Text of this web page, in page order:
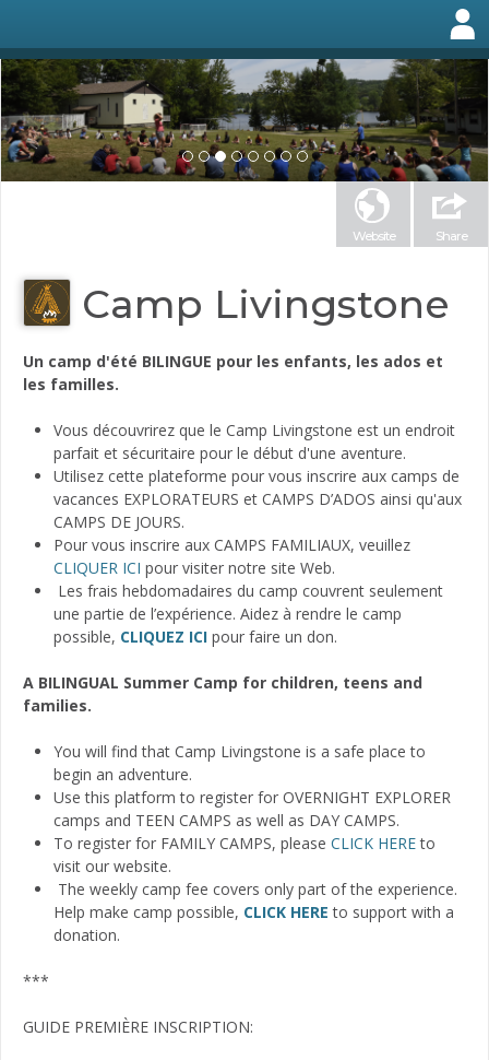
Website Share
Camp Livingstone
Un camp d'été BILINGUE pour les enfants, les ados et
les familles.
Vous découvrirez que le Camp Livingstone est un endroit
parfait et sécuritaire pour le début d'une aventure.
Utilisez cette plateforme pour vous inscrire aux camps de
vacances EXPLORATEURS et CAMPS D’ADOS ainsi qu'aux
CAMPS DE JOURS.
Pour vous inscrire aux CAMPS FAMILIAUX, veuillez
CLIQUER ICI pour visiter notre site Web.
Les frais hebdomadaires du camp couvrent seulement
une partie de l’expérience. Aidez à rendre le camp
possible, CLIQUEZ ICI pour faire un don.
A BILINGUAL Summer Camp for children, teens and
families.
You will find that Camp Livingstone is a safe place to
begin an adventure.
Use this platform to register for OVERNIGHT EXPLORER
camps and TEEN CAMPS as well as DAY CAMPS.
To register for FAMILY CAMPS, please CLICK HEREto
visit our website.
The weekly camp fee covers only part of the experience.
Help make camp possible, CLICK HERE to support with a
donation.
***
GUIDE PREMIÈRE INSCRIPTION: